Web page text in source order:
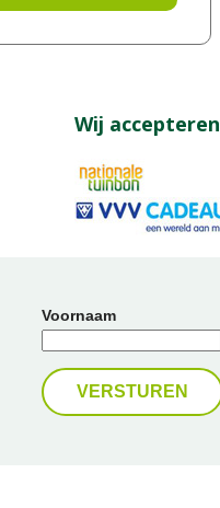
Wij accepteren
Voornaam